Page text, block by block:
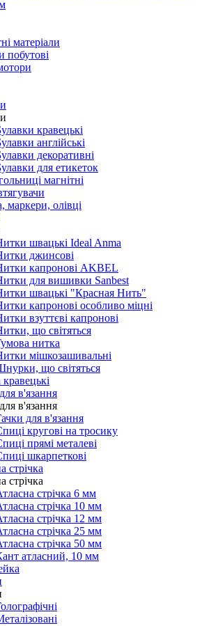
матеріали
побутові
кравецькі
англійські
декоративні
для етикеток
магнітні
маркери, олівці
швацькі Ideal Anma
джинсові
капронові AKBEL
для вишивки Sanbest
швацькі "Красная Нить"
капронові особливо міцні
взуттєві капронові
що світяться
нитка
мішкозашивальні
що світяться
в'язання
в'язання
для в'язання
кругові на тросику
прямі металеві
шкарпеткові
стрічка
стрічка
стрічка 6 мм
стрічка 10 мм
стрічка 12 мм
стрічка 25 мм
стрічка 50 мм
атласний, 10 мм